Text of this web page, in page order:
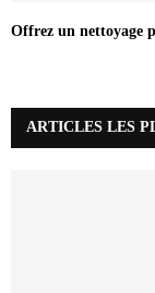
Offrez un nettoyage
ARTICLES LES